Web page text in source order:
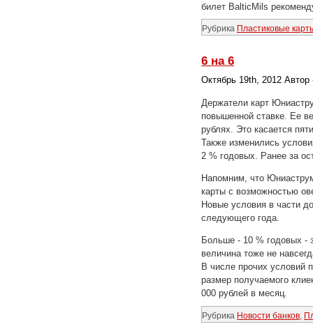
билет BalticMils
Рубрика Пластиковые
6 на 6
Октябрь 19th, 2012
Держатели карт
повышенной ставке. Ее
рублях. Это касается
Также изменились
2 % годовых. Ранее за
Напомним, что
карты с возможностью
Новые условия в части
следующего года.
Больше - 10 % годовых -
величина тоже не
В числе прочих условий
размер получаемого
000 рублей в месяц.
Рубрика Новости банков